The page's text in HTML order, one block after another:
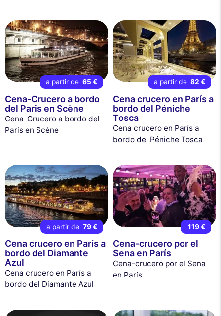
a partir de 65 €
Cena-Crucero a bordo
del Paris en Scène
Cena-Crucero a bordo del
Paris en Scène
a partir de 82 €
Cena crucero en París a
bordo del Péniche
Tosca
Cena crucero en París a
bordo del Péniche Tosca
a partir de 79 €
Cena crucero en París a
bordo del Diamante
Azul
Cena crucero en París a
bordo del Diamante Azul
119 €
Cena-crucero por el
Sena en París
Cena-crucero por el Sena
en París